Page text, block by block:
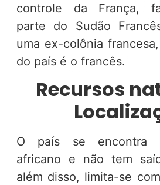
controle da França,
parte do Sudão
uma ex-colônia
do país é o francês.
Recursos
O país se encontra
africano e não tem
além disso, limita-se